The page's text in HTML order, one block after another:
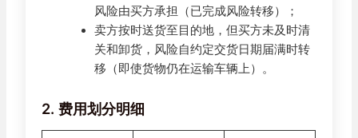
风险由买方承担（已完成风险转移）；
卖方按时送货至目的地，但买方未及时清
关和卸货，风险自约定交货日期届满时转
移（即使货物仍在运输车辆上）。
2. 费用划分明细